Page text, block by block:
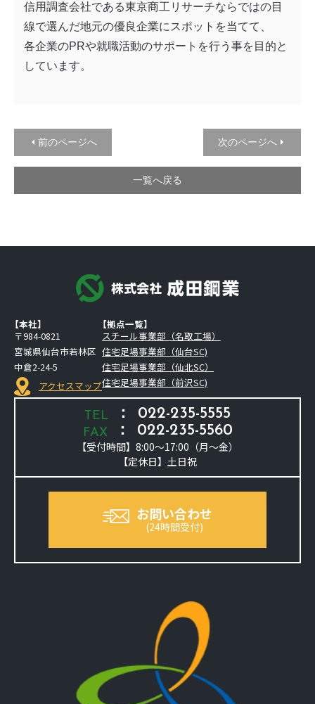
信用調査会社である東京商工リサーチならではの目
線で選んだ地元の優良企業にスポットを当てて、
各企業のPRや就職活動のサポートを行う事を目的と
しています。
前のページへ 次のページへ
一覧へ戻る
【本社】
〒984-0821
宮城県仙台市若林区
中倉2-24-5
アクセスマップ
【拠点一覧】
スチール事業部（名取工場）
住宅足場事業部（仙台SC)
住宅足場事業部（仙北SC）
住宅足場事業部（前沢SC)
TEL ： 022-235-5555
FAX ： 022-235-5560
【受付時間】8:00～17:00（月～金）
【定休日】土日祝
お問い合わせ
(24時間受付)